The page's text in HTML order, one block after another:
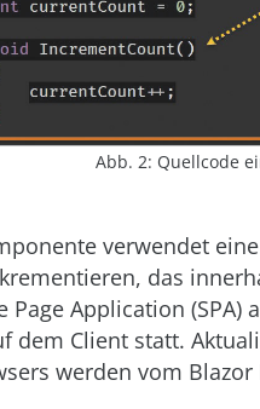
Abb. 2: Quellcode
verwendet
das
Page Application
dem Client statt.
werden vom